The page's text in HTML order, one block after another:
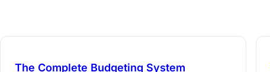
The Complete Budgeting System